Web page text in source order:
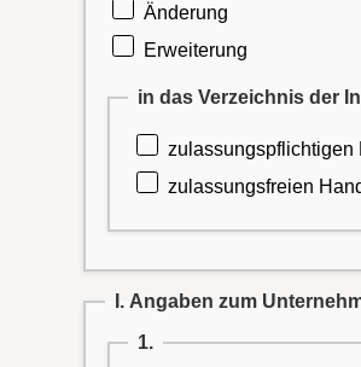
Änderung
Erweiterung
in das Verzeichnis der
zulassungspflichtigen
zulassungsfreien
I. Angaben zum
1.